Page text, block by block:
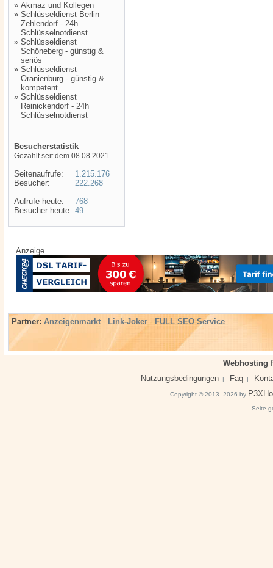
» Akmaz und Kollegen
» Schlüsseldienst Berlin
Zehlendorf - 24h
Schlüsselnotdienst
» Schlüsseldienst
Schöneberg - günstig &
seriös
» Schlüsseldienst
Oranienburg - günstig &
kompetent
» Schlüsseldienst
Reinickendorf - 24h
Schlüsselnotdienst
Besucherstatistik
Gezählt seit dem 08.08.2021
Seitenaufrufe:
Besucher:
Aufrufe heute:
Besucher heute:
1.215.176
222.268
768
49
Anzeige
Partner: Anzeigenmarkt - Link-Joker - FULL SEO Service
Webhosting
Nutzungsbedingungen | Faq |
Copyright © 2013 -2026 by
Seite